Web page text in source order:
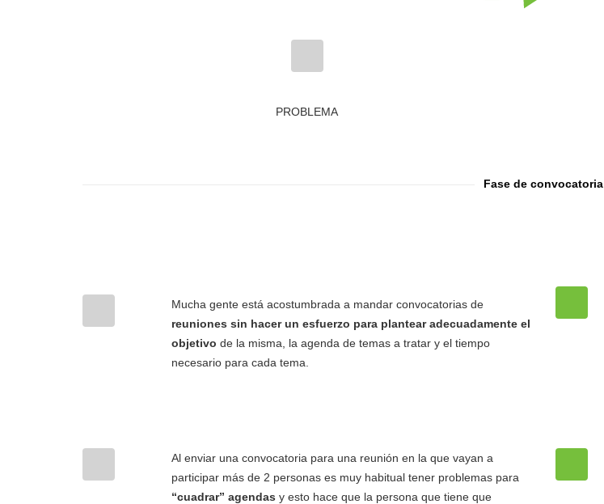
PROBLEMA
Fase de convocatoria
Mucha gente está acostumbrada a mandar convocatorias de
reuniones sin hacer un esfuerzo para plantear adecuadamente el
objetivo de la misma, la agenda de temas a tratar y el tiempo
necesario para cada tema.
Al enviar una convocatoria para una reunión en la que vayan a
participar más de 2 personas es muy habitual tener problemas para
“cuadrar” agendas y esto hace que la persona que tiene que